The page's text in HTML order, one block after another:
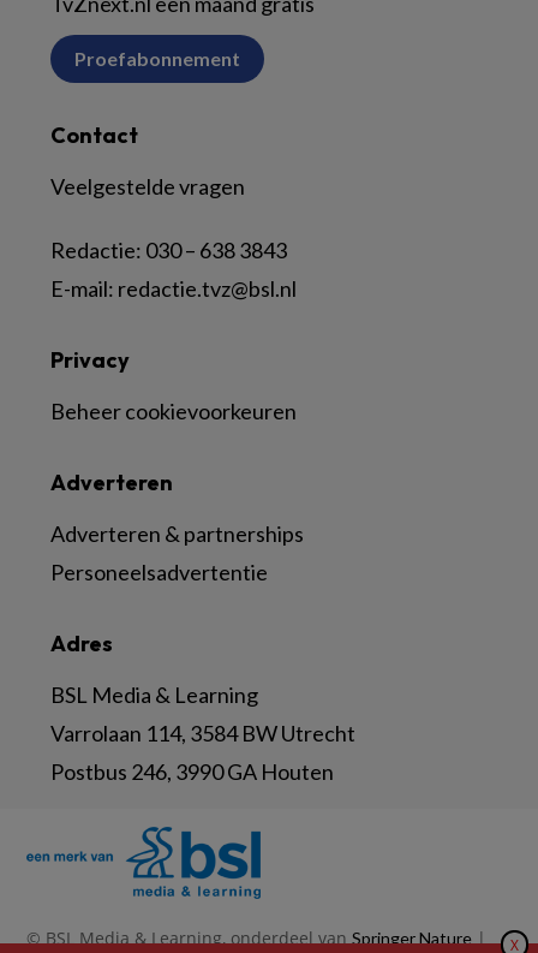
Proefabonnement
Contact
Veelgestelde vragen
Redactie: 030 – 638 3843
E-mail: redactie.tvz@bsl.nl
Adres
BSL Media & Learning
Varrolaan 114, 3584 BW Utrecht
Postbus 246, 3990 GA Houten
Adverteren
Adverteren & partnerships
Personeelsadvertentie
Privacy
Beheer cookievoorkeuren
© BSL Media & Learning, onderdeel vanSpringer Nature| X